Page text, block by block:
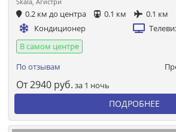
0.2 км до центра 0.1 км
0.1 км
Кондиционер
В самом центре
По отзывам
От2940 руб. за 1 ночь
ПОДРОБНЕЕ